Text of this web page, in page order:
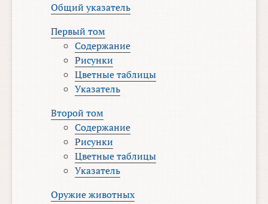
Общий указатель
Первый том
Содержание
Рисунки
Цветные таблицы
Указатель
Второй том
Содержание
Рисунки
Цветные таблицы
Указатель
Оружие животных